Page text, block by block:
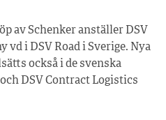
av Schenker anställer DSV
vd i DSV Road i Sverige. Nya
också i de svenska
DSV Contract Logistics